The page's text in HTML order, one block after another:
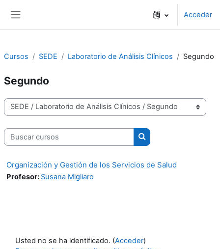
Acceder
Cursos SEDE Laboratorio de Análisis Clínicos Segundo
Segundo
Categorías
Buscar cursos
Buscar cursos
Organización y Gestión de los Servicios de Salud
Profesor: Susana Migliaro
Usted no se ha identificado. (Acceder)